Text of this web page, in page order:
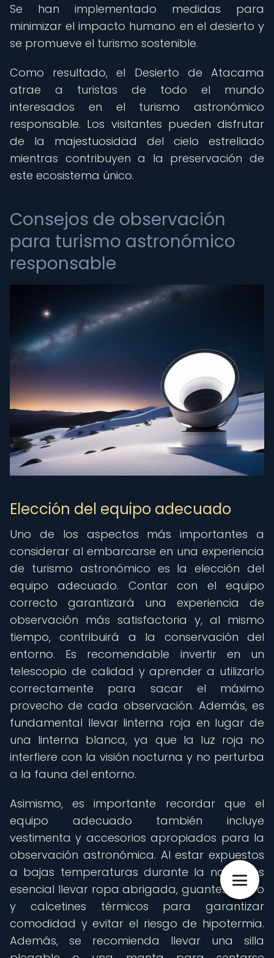
Se han implementado medidas para
minimizar el impacto humano en el desierto y
se promueve el turismo sostenible.
Como resultado, el Desierto de Atacama
atrae a turistas de todo el mundo
interesados en el turismo astronómico
responsable. Los visitantes pueden disfrutar
de la majestuosidad del cielo estrellado
mientras contribuyen a la preservación de
este ecosistema único.
Consejos de observación
para turismo astronómico
responsable
Elección del equipo adecuado
Uno de los aspectos más importantes a
considerar al embarcarse en una experiencia
de turismo astronómico es la elección del
equipo adecuado. Contar con el equipo
correcto garantizará una experiencia de
observación más satisfactoria y, al mismo
tiempo, contribuirá a la conservación del
entorno. Es recomendable invertir en un
telescopio de calidad y aprender a utilizarlo
correctamente para sacar el máximo
provecho de cada observación. Además, es
fundamental llevar linterna roja en lugar de
una linterna blanca, ya que la luz roja no
interfiere con la visión nocturna y no perturba
a la fauna del entorno.
Asimismo, es importante recordar que el
equipo adecuado también incluye
vestimenta y accesorios apropiados para la
observación astronómica. Al estar expuestos
a bajas temperaturas durante la noche, es
esencial llevar ropa abrigada, guantes, gorro
y calcetines térmicos para garantizar
comodidad y evitar el riesgo de hipotermia.
Además, se recomienda llevar una silla